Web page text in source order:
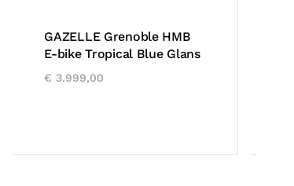
GAZELLE Grenoble HMB
E-bike Tropical Blue Glans
€ 3.999,00